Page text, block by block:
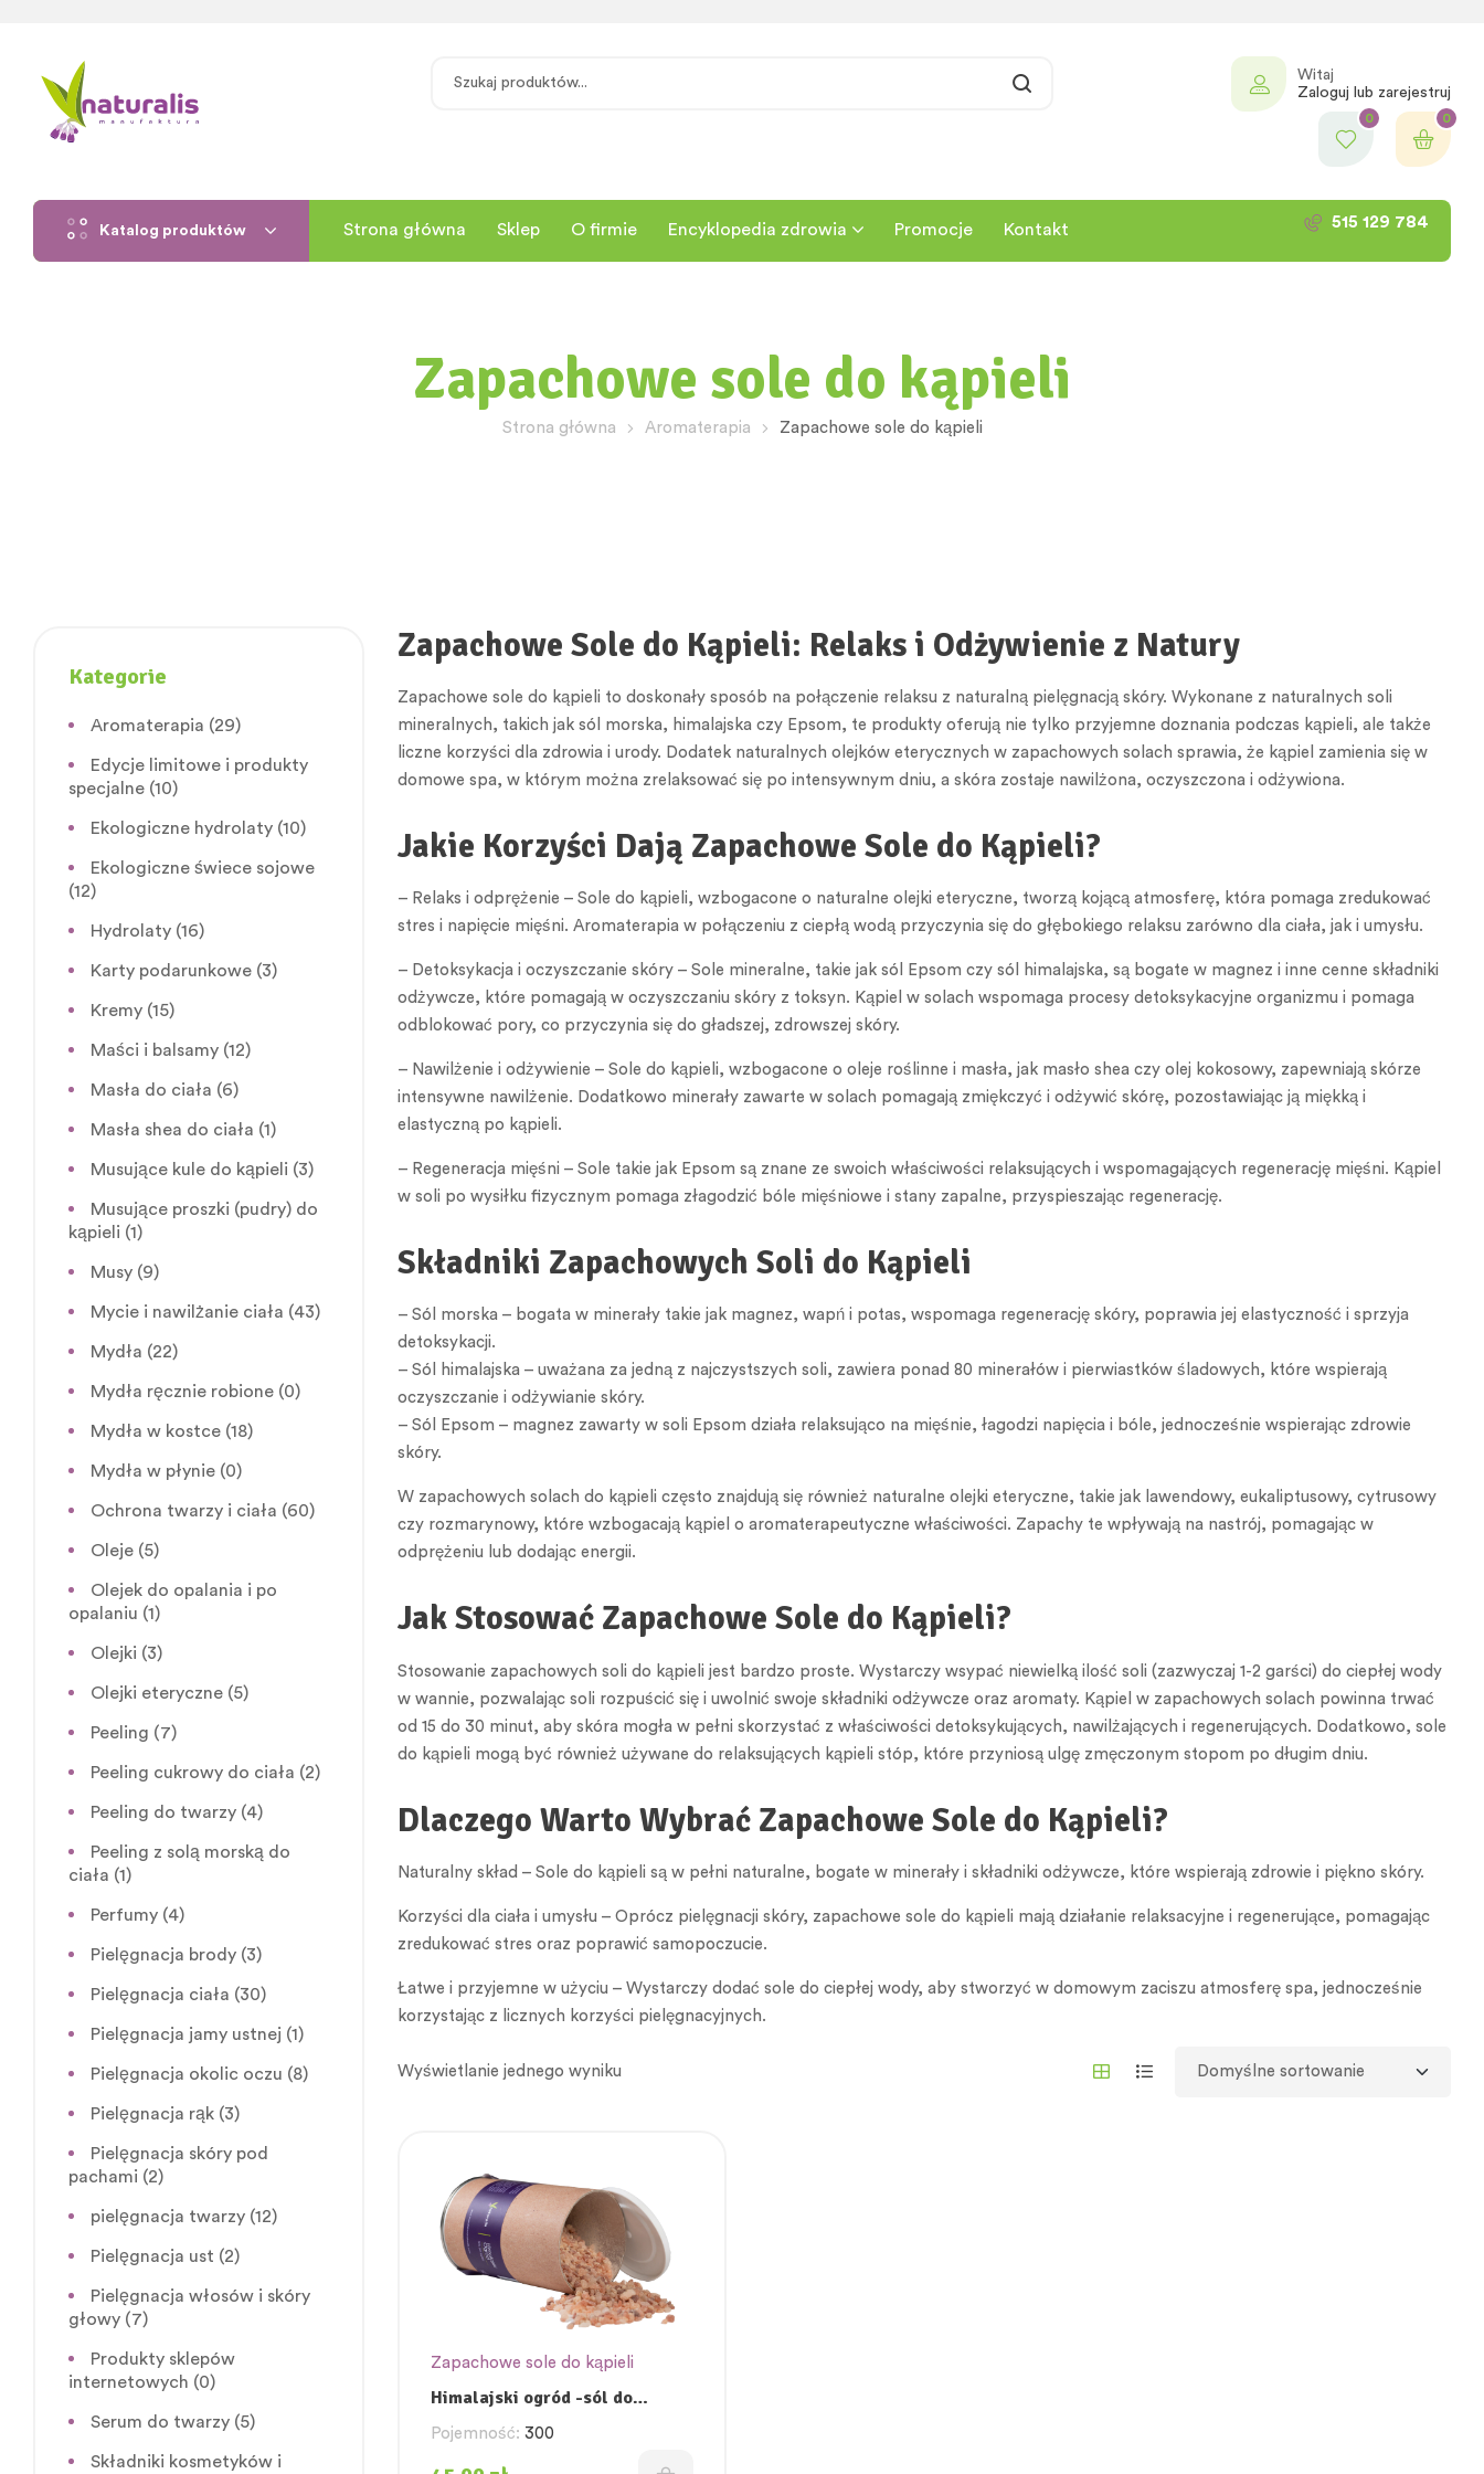
Witaj
Zaloguj lub zarejestruj
0 0
Katalog produktów Strona główna Sklep O firmie Encyklopedia zdrowia Promocje Kontakt 515 129 784
Zapachowe sole do kąpieli
Strona główna Aromaterapia Zapachowe sole do kąpieli
Zapachowe Sole do Kąpieli: Relaks i Odżywienie z Natury
Zapachowe sole do kąpieli to doskonały sposób na połączenie relaksu z naturalną pielęgnacją skóry. Wykonane z naturalnych soli
mineralnych, takich jak sól morska, himalajska czy Epsom, te produkty oferują nie tylko przyjemne doznania podczas kąpieli, ale także
liczne korzyści dla zdrowia i urody. Dodatek naturalnych olejków eterycznych w zapachowych solach sprawia, że kąpiel zamienia się w
domowe spa, w którym można zrelaksować się po intensywnym dniu, a skóra zostaje nawilżona, oczyszczona i odżywiona.
Jakie Korzyści Dają Zapachowe Sole do Kąpieli?
– Relaks i odprężenie – Sole do kąpieli, wzbogacone o naturalne olejki eteryczne, tworzą kojącą atmosferę, która pomaga zredukować
stres i napięcie mięśni. Aromaterapia w połączeniu z ciepłą wodą przyczynia się do głębokiego relaksu zarówno dla ciała, jak i umysłu.
– Detoksykacja i oczyszczanie skóry – Sole mineralne, takie jak sól Epsom czy sól himalajska, są bogate w magnez i inne cenne składniki
odżywcze, które pomagają w oczyszczaniu skóry z toksyn. Kąpiel w solach wspomaga procesy detoksykacyjne organizmu i pomaga
odblokować pory, co przyczynia się do gładszej, zdrowszej skóry.
– Nawilżenie i odżywienie – Sole do kąpieli, wzbogacone o oleje roślinne i masła, jak masło shea czy olej kokosowy, zapewniają skórze
intensywne nawilżenie. Dodatkowo minerały zawarte w solach pomagają zmiękczyć i odżywić skórę, pozostawiając ją miękką i
elastyczną po kąpieli.
– Regeneracja mięśni – Sole takie jak Epsom są znane ze swoich właściwości relaksujących i wspomagających regenerację mięśni. Kąpiel
w soli po wysiłku fizycznym pomaga złagodzić bóle mięśniowe i stany zapalne, przyspieszając regenerację.
Składniki Zapachowych Soli do Kąpieli
– Sól morska – bogata w minerały takie jak magnez, wapń i potas, wspomaga regenerację skóry, poprawia jej elastyczność i sprzyja
detoksykacji.
– Sól himalajska – uważana za jedną z najczystszych soli, zawiera ponad 80 minerałów i pierwiastków śladowych, które wspierają
oczyszczanie i odżywianie skóry.
– Sól Epsom – magnez zawarty w soli Epsom działa relaksująco na mięśnie, łagodzi napięcia i bóle, jednocześnie wspierając zdrowie
skóry.
W zapachowych solach do kąpieli często znajdują się również naturalne olejki eteryczne, takie jak lawendowy, eukaliptusowy, cytrusowy
czy rozmarynowy, które wzbogacają kąpiel o aromaterapeutyczne właściwości. Zapachy te wpływają na nastrój, pomagając w
odprężeniu lub dodając energii.
Jak Stosować Zapachowe Sole do Kąpieli?
Stosowanie zapachowych soli do kąpieli jest bardzo proste. Wystarczy wsypać niewielką ilość soli (zazwyczaj 1-2 garści) do ciepłej wody
w wannie, pozwalając soli rozpuścić się i uwolnić swoje składniki odżywcze oraz aromaty. Kąpiel w zapachowych solach powinna trwać
od 15 do 30 minut, aby skóra mogła w pełni skorzystać z właściwości detoksykujących, nawilżających i regenerujących. Dodatkowo, sole
do kąpieli mogą być również używane do relaksujących kąpieli stóp, które przyniosą ulgę zmęczonym stopom po długim dniu.
Dlaczego Warto Wybrać Zapachowe Sole do Kąpieli?
Naturalny skład – Sole do kąpieli są w pełni naturalne, bogate w minerały i składniki odżywcze, które wspierają zdrowie i piękno skóry.
Korzyści dla ciała i umysłu – Oprócz pielęgnacji skóry, zapachowe sole do kąpieli mają działanie relaksacyjne i regenerujące, pomagając
zredukować stres oraz poprawić samopoczucie.
Łatwe i przyjemne w użyciu – Wystarczy dodać sole do ciepłej wody, aby stworzyć w domowym zaciszu atmosferę spa, jednocześnie
korzystając z licznych korzyści pielęgnacyjnych.
Wyświetlanie jednego wyniku
Zapachowe sole do kąpieli
Himalajski ogród -sól do
kąpieli.
Pojemność: 300
Kategorie
Aromaterapia (29)
Edycje limitowe i produkty
specjalne (10)
Ekologiczne hydrolaty (10)
Ekologiczne świece sojowe
(12)
Hydrolaty (16)
Karty podarunkowe (3)
Kremy (15)
Maści i balsamy (12)
Masła do ciała (6)
Masła shea do ciała (1)
Musujące kule do kąpieli (3)
Musujące proszki (pudry) do
kąpieli (1)
Musy (9)
Mycie i nawilżanie ciała (43)
Mydła (22)
Mydła ręcznie robione (0)
Mydła w kostce (18)
Mydła w płynie (0)
Ochrona twarzy i ciała (60)
Oleje (5)
Olejek do opalania i po
opalaniu (1)
Olejki (3)
Olejki eteryczne (5)
Peeling (7)
Peeling cukrowy do ciała (2)
Peeling do twarzy (4)
Peeling z solą morską do
ciała (1)
Perfumy (4)
Pielęgnacja brody (3)
Pielęgnacja ciała (30)
Pielęgnacja jamy ustnej (1)
Pielęgnacja okolic oczu (8)
Pielęgnacja rąk (3)
Pielęgnacja skóry pod
pachami (2)
pielęgnacja twarzy (12)
Pielęgnacja ust (2)
Pielęgnacja włosów i skóry
głowy (7)
Produkty sklepów
internetowych (0)
Serum do twarzy (5)
Składniki kosmetyków i